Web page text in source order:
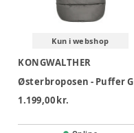
Kun i webshop
KONGWALTHER
1.199,00 kr.